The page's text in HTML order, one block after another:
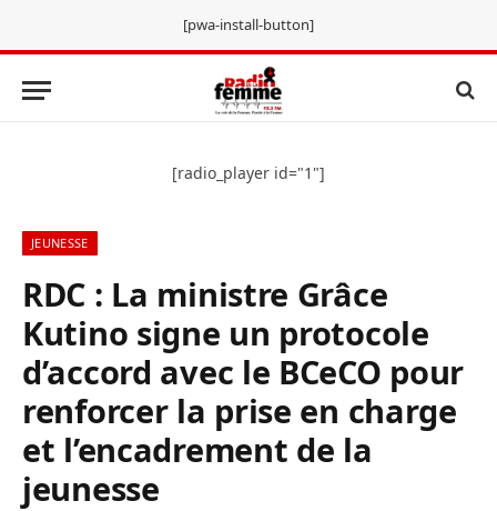
[pwa-install-button]
[radio_player id="1"]
JEUNESSE
RDC : La ministre Grâce
Kutino signe un protocole
d’accord avec le BCeCO pour
renforcer la prise en charge
et l’encadrement de la
jeunesse